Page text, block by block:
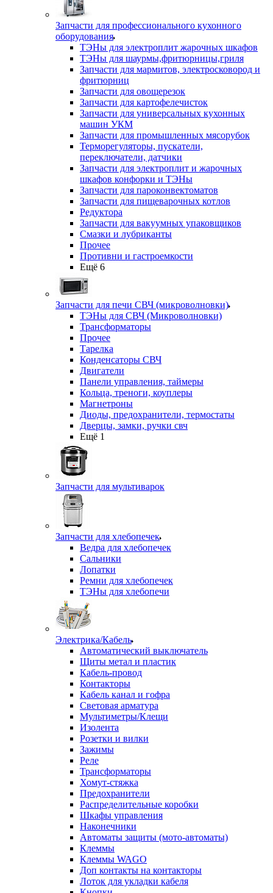
Запчасти для профессионального кухонного
оборудования
ТЭНы для электроплит жарочных шкафов
ТЭНы для шаурмы,фритюрницы,гриля
Запчасти для мармитов, электросковород и
фритюрниц
Запчасти для овощерезок
Запчасти для картофелечисток
Запчасти для универсальных кухонных
машин УКМ
Запчасти для промышленных мясорубок
Терморегуляторы, пускатели,
переключатели, датчики
Запчасти для электроплит и жарочных
шкафов конфорки и ТЭНы
Запчасти для пароконвектоматов
Запчасти для пищеварочных котлов
Редуктора
Запчасти для вакуумных упаковщиков
Смазки и лубриканты
Прочее
Противни и гастроемкости
Ещё 6
Запчасти для печи СВЧ (микроволновки)
ТЭНы для СВЧ (Микроволновки)
Трансформаторы
Прочее
Тарелка
Конденсаторы СВЧ
Двигатели
Панели управления, таймеры
Кольца, треноги, коуплеры
Магнетроны
Диоды, предохранители, термостаты
Дверцы, замки, ручки свч
Ещё 1
Запчасти для мультиварок
Запчасти для хлебопечек
Ведра для хлебопечек
Сальники
Лопатки
Ремни для хлебопечек
ТЭНы для хлебопечи
Электрика/Кабель
Автоматический выключатель
Щиты метал и пластик
Кабель-провод
Контакторы
Кабель канал и гофра
Световая арматура
Мультиметры/Клещи
Изолента
Розетки и вилки
Зажимы
Реле
Трансформаторы
Хомут-стяжка
Предохранители
Распределительные коробки
Шкафы управления
Наконечники
Автоматы защиты (мото-автоматы)
Клеммы
Клеммы WAGO
Доп контакты на контакторы
Лоток для укладки кабеля